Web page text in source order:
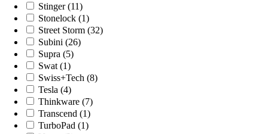
Stinger (11)
Stonelock (1)
Street Storm (32)
Subini (26)
Supra (5)
Swat (1)
Swiss+Tech (8)
Tesla (4)
Thinkware (7)
Transcend (1)
TurboPad (1)